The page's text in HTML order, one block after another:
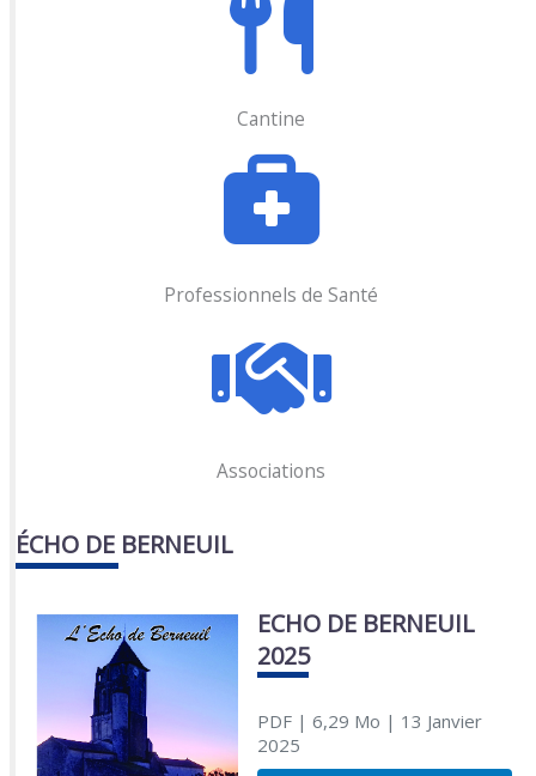
Cantine
Professionnels de Santé
Associations
ÉCHO DE BERNEUIL
ECHO DE BERNEUIL
2025
PDF| 6,29 Mo | 13 Janvier
2025